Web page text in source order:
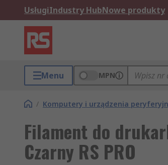
UsługiIndustry HubNowe produkty
Menu MPN
/ Komputery i urządzenia
Filament do
Czarny RS PRO